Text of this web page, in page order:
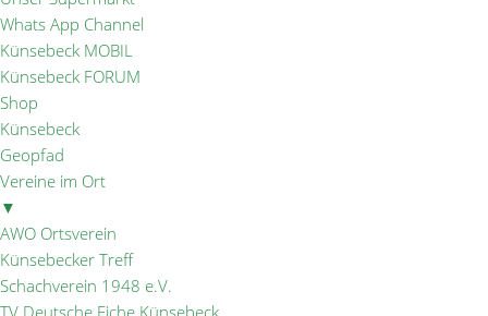
Whats App Channel
Künsebeck MOBIL
Künsebeck FORUM
Shop
Künsebeck
Geopfad
Vereine im Ort
▼
AWO Ortsverein
Künsebecker Treff
Schachverein 1948 e.V.